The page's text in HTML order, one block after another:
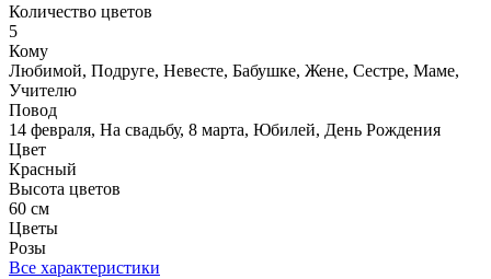
Количество цветов
5
Кому
Любимой, Подруге, Невесте, Бабушке, Жене, Сестре, Маме,
Учителю
Повод
14 февраля, На свадьбу, 8 марта, Юбилей, День Рождения
Цвет
Красный
Высота цветов
60 см
Цветы
Розы
Все характеристики